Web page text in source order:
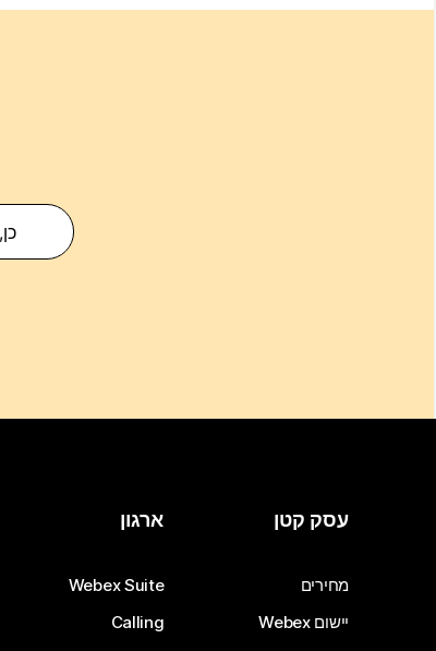
עסק קטן
מחירים
יישום Webex
ארגון
Webex Suite
Calling